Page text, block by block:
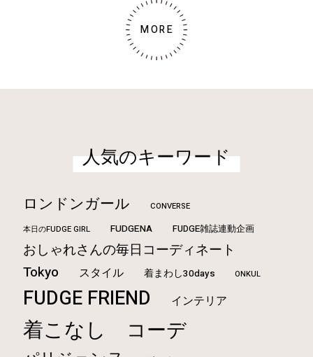
MORE
人気のキーワード
ロンドンガール
CONVERSE
本日のFUDGE GIRL
FUDGENA FUDGE雑誌連動企画
おしゃれさんの毎日コーディネート
Tokyo
スタイル 着まわし30days ONKUL
FUDGE FRIEND インテリア
着こなし コーデ